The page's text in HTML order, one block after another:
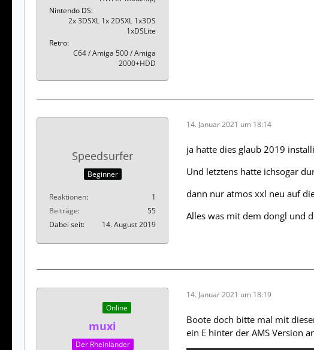
Nintendo DS
2x 3DSXL 1x 2DSXL 1x3DS
1xDSLite
Retro
C64 / Amiga 500 / Amiga
2000+HDD
Speedsurfer
Beginner
Reaktionen
1
Beiträge
55
Dabei seit
14. August 2019
14. Januar 2021 um 18:14
ja hatte dies glaub 2019
Und letztens hatte ichsogar
dann nur atmos xxl neu auf
Alles was mit dem dongl und
Online
muxi
Der Rheinländer
14. Januar 2021 um 18:19
Boote doch bitte mal mit
ein E hinter der AMS Version